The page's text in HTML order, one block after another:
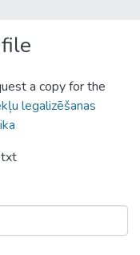
a copy for the
legalizēšanas